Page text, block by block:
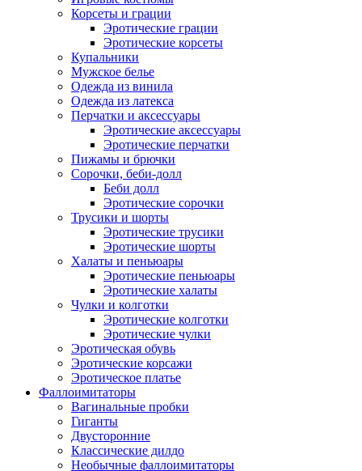
Корсеты и грации
Эротические грации
Эротические корсеты
Купальники
Мужское белье
Одежда из винила
Одежда из латекса
Перчатки и аксессуары
Эротические аксессуары
Эротические перчатки
Пижамы и брючки
Сорочки, беби-долл
Беби долл
Эротические сорочки
Трусики и шорты
Эротические трусики
Эротические шорты
Халаты и пеньюары
Эротические пеньюары
Эротические халаты
Чулки и колготки
Эротические колготки
Эротические чулки
Эротическая обувь
Эротические корсажи
Эротическое платье
Фаллоимитаторы
Вагинальные пробки
Гиганты
Двусторонние
Классические дилдо
Необычные фаллоимитаторы